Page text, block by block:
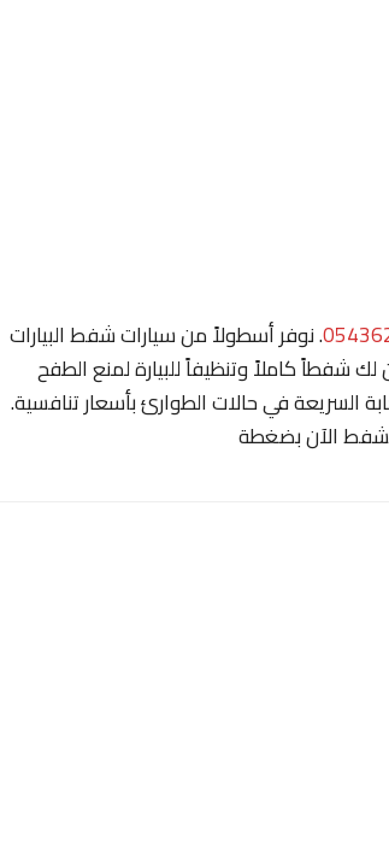
. نوفر أسطولاً من سيارات شفط البيارات
شفطاً كاملاً وتنظيفاً للبيارة لمنع الطفح
السريعة في حالات الطوارئ بأسعار تنافسية.
الآن بضغطة